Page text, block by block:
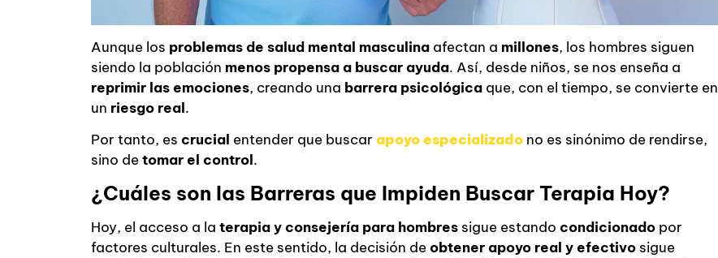
Aunque los problemas de salud mental masculina afectan a millones, los hombres siguen
siendo la población menos propensa a buscar ayuda. Así, desde niños, se nos enseña a
reprimir las emociones, creando una barrera psicológica que, con el tiempo, se convierte en
un riesgo real.
Por tanto, es crucial entender que buscar apoyo especializado no es sinónimo de rendirse,
sino detomar el control.
¿Cuáles son las Barreras que Impiden Buscar Terapia Hoy?
Hoy, el acceso a la terapia y consejería para hombres sigue estando condicionado por
factores culturales. En este sentido, la decisión deobtener apoyo real y efectivo sigue